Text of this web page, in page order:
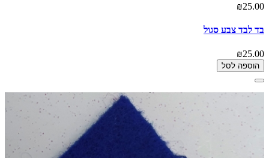
₪25.00
בד לבד צבע סגול
₪25.00
הוספה לסל